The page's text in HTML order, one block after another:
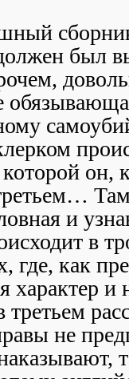
был
которой
и
в
где, как
характер
третьем
не